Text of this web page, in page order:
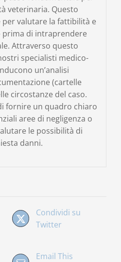
veterinaria. Questo
per valutare la fattibilità e
prima di intraprendere
Attraverso questo
specialisti medico-
un’analisi
(cartelle
circostanze del caso.
fornire un quadro chiaro
aree di negligenza o
le possibilità di
danni.
Condividi su
Twitter
Email This